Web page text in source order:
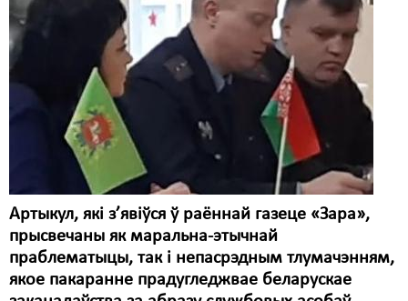
Артыкул, які з’явіўся ў раённай газеце «Зара»,
прысвечаны як маральна-этычнай
праблематыцы, так і непасрэдным тлумачэнням,
якое пакаранне прадугледжвае беларускае
Культурныя правы
Мірныя сходы
Палітвязьні
Праваабаронцы
Правы дзіцяці
Пэнітэнцыярная сыстэма